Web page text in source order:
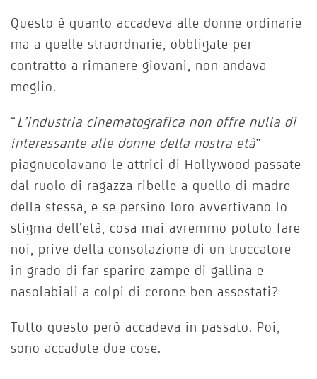
Questo è quanto accadeva alle donne ordinarie
ma a quelle straordnarie, obbligate per
contratto a rimanere giovani, non andava
meglio.
“L’industria cinematografica non offre nulla di
interessante alle donne della nostra età”
piagnucolavano le attrici di Hollywood passate
dal ruolo di ragazza ribelle a quello di madre
della stessa, e se persino loro avvertivano lo
stigma dell’età, cosa mai avremmo potuto fare
noi, prive della consolazione di un truccatore
in grado di far sparire zampe di gallina e
nasolabiali a colpi di cerone ben assestati?
Tutto questo però accadeva in passato. Poi,
sono accadute due cose.